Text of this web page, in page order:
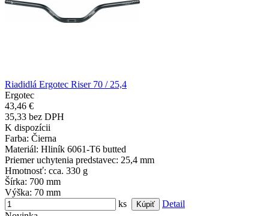
Riadidlá Ergotec Riser 70 / 25,4
Ergotec
43,46 €
35,33 bez DPH
K dispozícii
Farba: Čierna
Materiál: Hliník 6061-T6 butted
Priemer uchytenia predstavec: 25,4 mm
Hmotnosť: cca. 330 g
Šírka: 700 mm
Výška: 70 mm
ks
Detail